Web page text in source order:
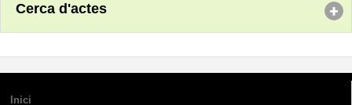
Cerca d'actes
Inici